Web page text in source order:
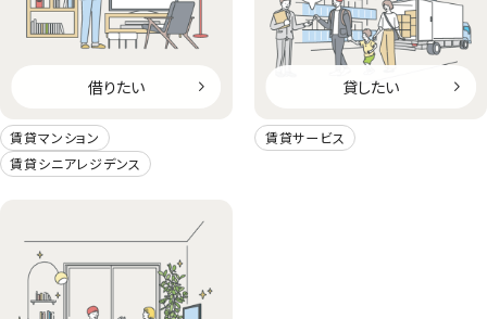
借りたい
賃貸マンション
賃貸シニアレジデンス
貸したい
賃貸サービス